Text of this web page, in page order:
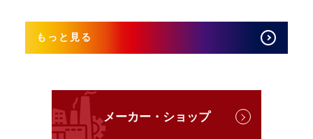
もっと見る
メーカー・ショップ